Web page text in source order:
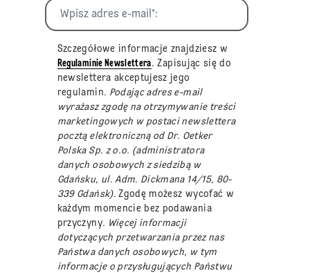
Szczegółowe informacje znajdziesz w
Regulaminie Newslettera. Zapisując się do
newslettera akceptujesz jego
regulamin. Podając adres e-mail
wyrażasz zgodę na otrzymywanie treści
marketingowych w postaci newslettera
pocztą elektroniczną od Dr. Oetker
Polska Sp. z o.o. (administratora
danych osobowych z siedzibą w
Gdańsku, ul. Adm. Dickmana 14/15, 80-
339 Gdańsk).Zgodę możesz wycofać w
każdym momencie bez podawania
przyczyny. Więcej informacji
dotyczących przetwarzania przez nas
Państwa danych osobowych, w tym
informacje o przysługujących Państwu